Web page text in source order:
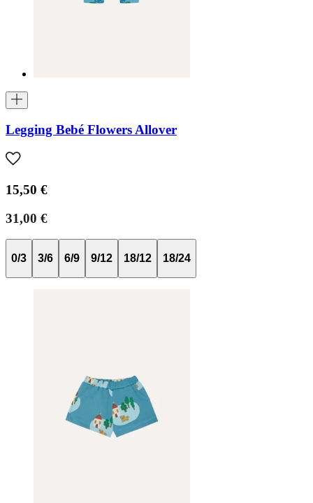
Legging Bebé Flowers Allover
15,50 €
31,00 €
0/3 3/6 6/9 9/12 18/12 18/24